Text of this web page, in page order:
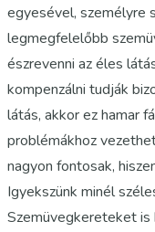
egyesével, személyre
legmegfelelőbb
észrevenni az éles
kompenzálni tudják
látás, akkor ez hamar
problémákhoz
nagyon fontosak,
Igyekszünk minél
Szemüvegkereteket is